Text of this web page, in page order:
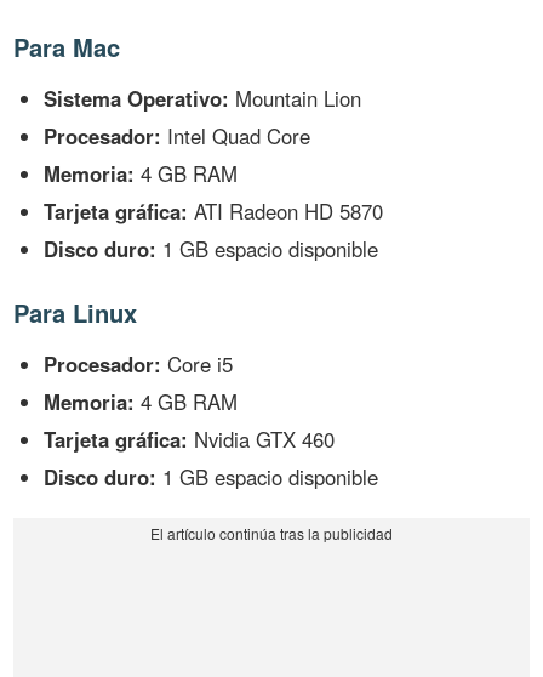
Para Mac
Sistema Operativo: Mountain Lion
Procesador: Intel Quad Core
Memoria: 4 GB RAM
Tarjeta gráfica: ATI Radeon HD 5870
Disco duro: 1 GB espacio disponible
Para Linux
Procesador: Core i5
Memoria: 4 GB RAM
Tarjeta gráfica: Nvidia GTX 460
Disco duro: 1 GB espacio disponible